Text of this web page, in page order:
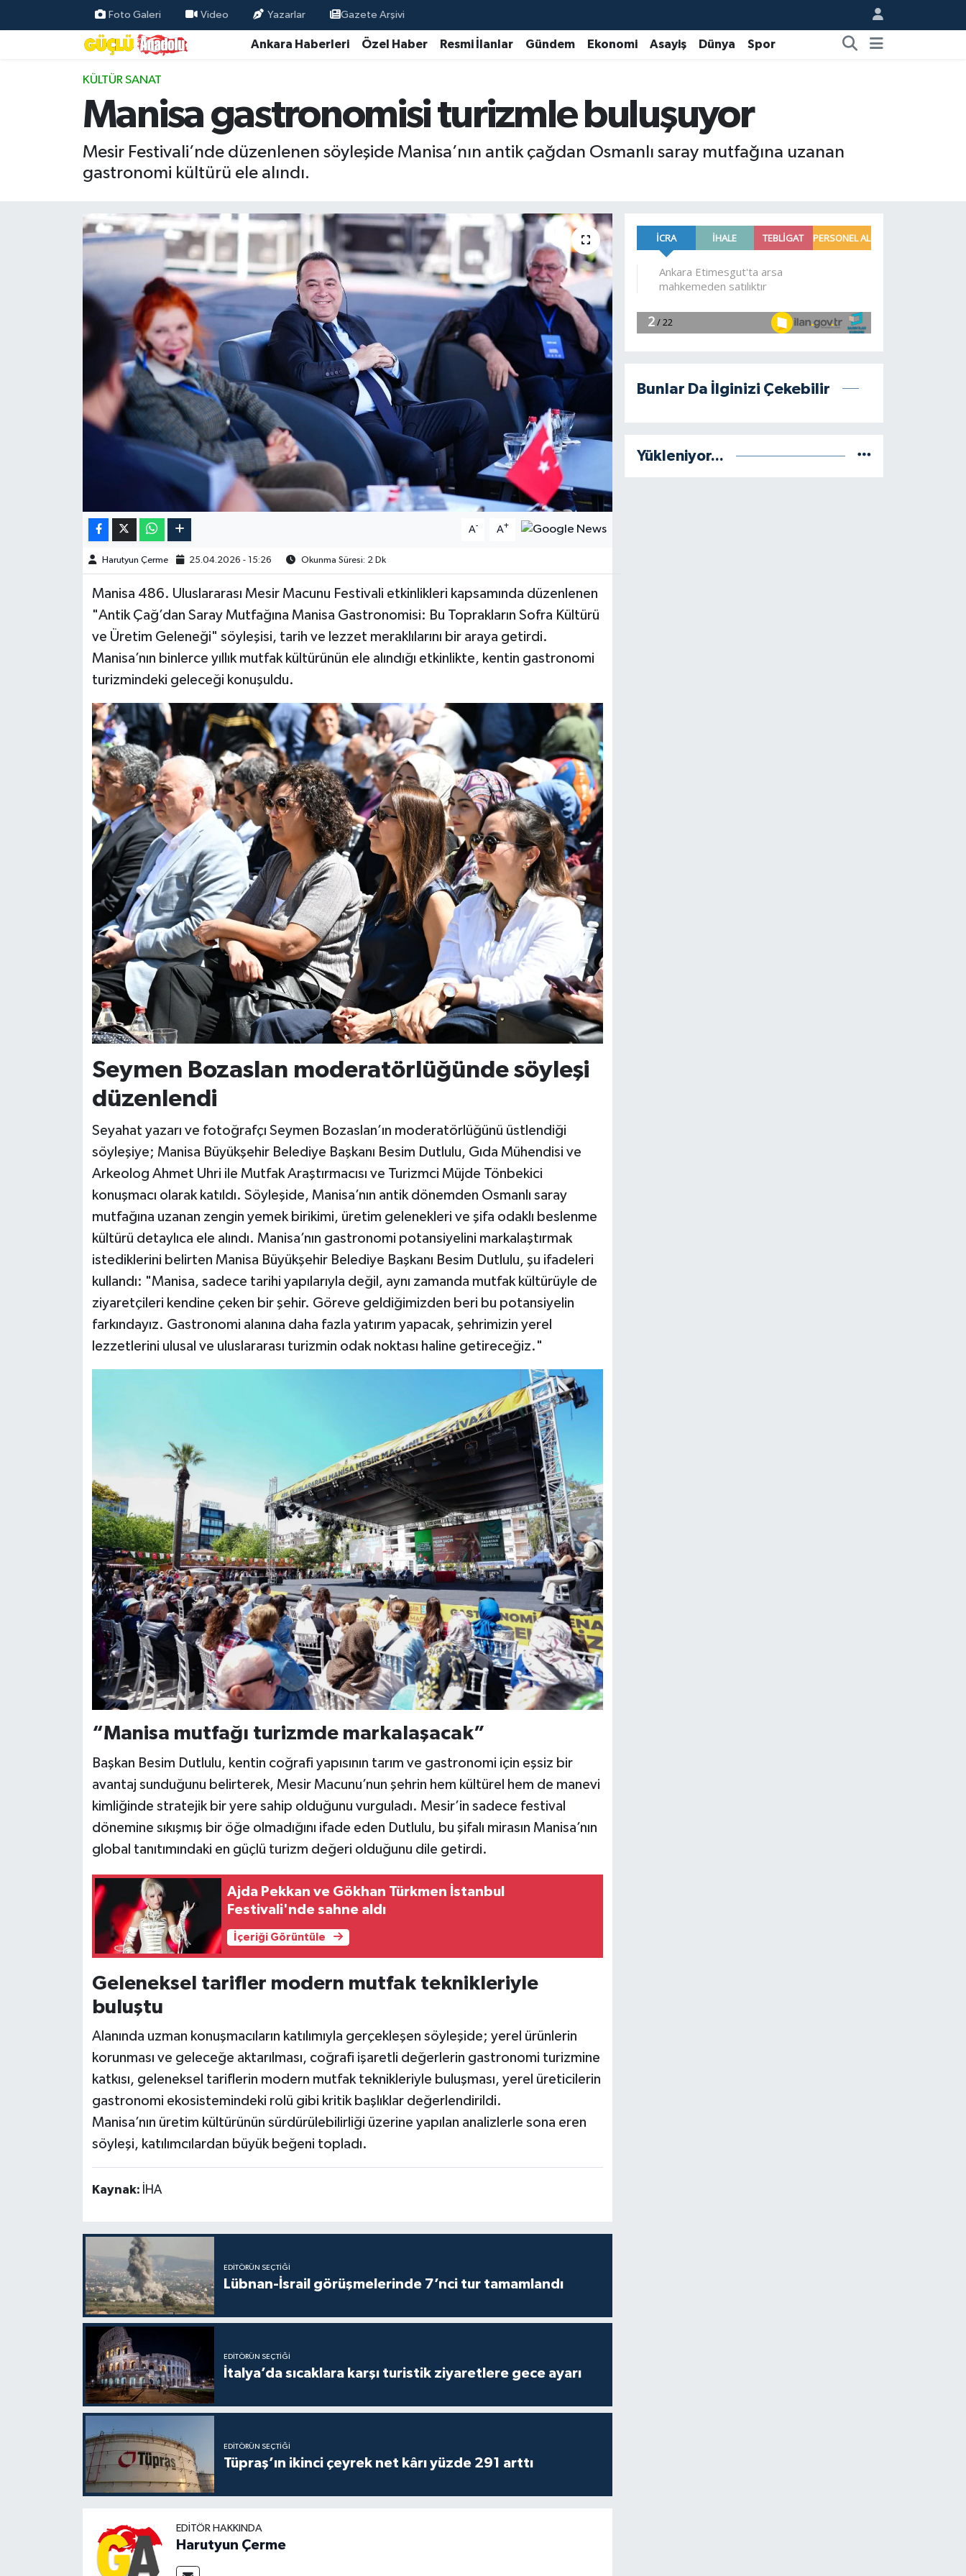
Foto Galeri Video Yazarlar Gazete Arşivi
Ankara Haberleri Özel Haber Resmi İlanlar Gündem Ekonomi Asayiş Dünya Spor
KÜLTÜR SANAT
Manisa gastronomisi turizmle buluşuyor
Mesir Festivali’nde düzenlenen söyleşide Manisa’nın antik çağdan Osmanlı saray mutfağına uzanan
gastronomi kültürü ele alındı.
A- A+
Harutyun Çerme 25.04.2026 - 15:26 Okunma Süresi: 2 Dk
Manisa 486. Uluslararası Mesir Macunu Festivali etkinlikleri kapsamında düzenlenen
"Antik Çağ’dan Saray Mutfağına Manisa Gastronomisi: Bu Toprakların Sofra Kültürü
ve Üretim Geleneği" söyleşisi, tarih ve lezzet meraklılarını bir araya getirdi.
Manisa’nın binlerce yıllık mutfak kültürünün ele alındığı etkinlikte, kentin gastronomi
turizmindeki geleceği konuşuldu.
Seymen Bozaslan moderatörlüğünde söyleşi
düzenlendi
Seyahat yazarı ve fotoğrafçı Seymen Bozaslan’ın moderatörlüğünü üstlendiği
söyleşiye; Manisa Büyükşehir Belediye Başkanı Besim Dutlulu, Gıda Mühendisi ve
Arkeolog Ahmet Uhri ile Mutfak Araştırmacısı ve Turizmci Müjde Tönbekici
konuşmacı olarak katıldı. Söyleşide, Manisa’nın antik dönemden Osmanlı saray
mutfağına uzanan zengin yemek birikimi, üretim gelenekleri ve şifa odaklı beslenme
kültürü detaylıca ele alındı. Manisa’nın gastronomi potansiyelini markalaştırmak
istediklerini belirten Manisa Büyükşehir Belediye Başkanı Besim Dutlulu, şu ifadeleri
kullandı: "Manisa, sadece tarihi yapılarıyla değil, aynı zamanda mutfak kültürüyle de
ziyaretçileri kendine çeken bir şehir. Göreve geldiğimizden beri bu potansiyelin
farkındayız. Gastronomi alanına daha fazla yatırım yapacak, şehrimizin yerel
lezzetlerini ulusal ve uluslararası turizmin odak noktası haline getireceğiz."
“Manisa mutfağı turizmde markalaşacak”
Başkan Besim Dutlulu, kentin coğrafi yapısının tarım ve gastronomi için eşsiz bir
avantaj sunduğunu belirterek, Mesir Macunu’nun şehrin hem kültürel hem de manevi
kimliğinde stratejik bir yere sahip olduğunu vurguladı. Mesir’in sadece festival
dönemine sıkışmış bir öğe olmadığını ifade eden Dutlulu, bu şifalı mirasın Manisa’nın
global tanıtımındaki en güçlü turizm değeri olduğunu dile getirdi.
Ajda Pekkan ve Gökhan Türkmen İstanbul
Festivali'nde sahne aldı
İçeriği Görüntüle
Geleneksel tarifler modern mutfak teknikleriyle
buluştu
Alanında uzman konuşmacıların katılımıyla gerçekleşen söyleşide; yerel ürünlerin
korunması ve geleceğe aktarılması, coğrafi işaretli değerlerin gastronomi turizmine
katkısı, geleneksel tariflerin modern mutfak teknikleriyle buluşması, yerel üreticilerin
gastronomi ekosistemindeki rolü gibi kritik başlıklar değerlendirildi.
Manisa’nın üretim kültürünün sürdürülebilirliği üzerine yapılan analizlerle sona eren
söyleşi, katılımcılardan büyük beğeni topladı.
Kaynak: İHA
EDITÖRÜN SEÇTIĞI
Lübnan-İsrail görüşmelerinde 7’nci tur tamamlandı
EDITÖRÜN SEÇTIĞI
İtalya’da sıcaklara karşı turistik ziyaretlere gece ayarı
EDITÖRÜN SEÇTIĞI
Tüpraş’ın ikinci çeyrek net kârı yüzde 291 arttı
EDITÖR HAKKINDA
Harutyun Çerme
Bunlar Da İlginizi Çekebilir
Yükleniyor...
Özel Haber
Resmi İlanlar
Burç Yorumları
Kim kimdir?
Teknoloji
Televizyon
Yaşam-Çevre